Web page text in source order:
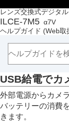
レンズ交換式デジタ
ILCE-7M5 α7V
ヘルプガイド (Web取
トップページ
ヘルプガイドの使い
本体と付属品を確認
本機の基本操作
準備/基本的な撮影
充電する
USB給電
USB給電でカ
外部電源からカメ
バッテリーの消費
きます。